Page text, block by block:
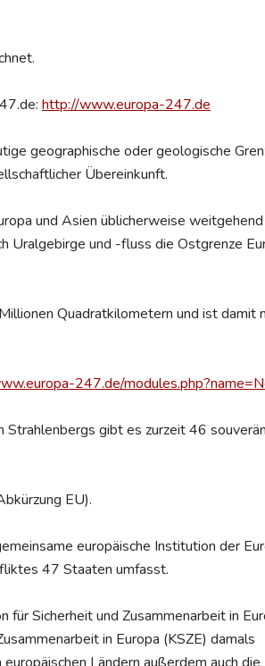
http://www.europa-247.de
geographische oder geologische
Übereinkunft.
und Asien üblicherweise
Uralgebirge und -fluss die Ostgrenze
Quadratkilometern und ist damit
247.de/
Strahlenbergs gibt es zurzeit 46
EU).
europäische Institution der
47 Staaten umfasst.
Sicherheit und Zusammenarbeit in
in Europa (KSZE) damals